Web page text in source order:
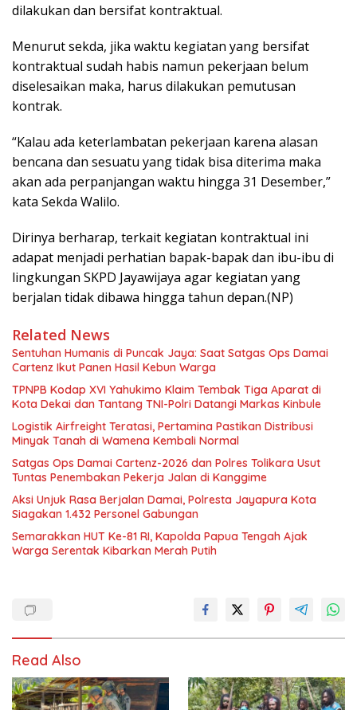
dilakukan dan bersifat kontraktual.
Menurut sekda, jika waktu kegiatan yang bersifat
kontraktual sudah habis namun pekerjaan belum
diselesaikan maka, harus dilakukan pemutusan
kontrak.
“Kalau ada keterlambatan pekerjaan karena alasan
bencana dan sesuatu yang tidak bisa diterima maka
akan ada perpanjangan waktu hingga 31 Desember,”
kata Sekda Walilo.
Dirinya berharap, terkait kegiatan kontraktual ini
adapat menjadi perhatian bapak-bapak dan ibu-ibu di
lingkungan SKPD Jayawijaya agar kegiatan yang
berjalan tidak dibawa hingga tahun depan.(NP)
Related News
Sentuhan Humanis di Puncak Jaya: Saat Satgas Ops Damai
Cartenz Ikut Panen Hasil Kebun Warga
TPNPB Kodap XVI Yahukimo Klaim Tembak Tiga Aparat di
Kota Dekai dan Tantang TNI-Polri Datangi Markas Kinbule
Logistik Airfreight Teratasi, Pertamina Pastikan Distribusi
Minyak Tanah di Wamena Kembali Normal
Satgas Ops Damai Cartenz-2026 dan Polres Tolikara Usut
Tuntas Penembakan Pekerja Jalan di Kanggime
Aksi Unjuk Rasa Berjalan Damai, Polresta Jayapura Kota
Siagakan 1.432 Personel Gabungan
Semarakkan HUT Ke-81 RI, Kapolda Papua Tengah Ajak
Warga Serentak Kibarkan Merah Putih
Read Also